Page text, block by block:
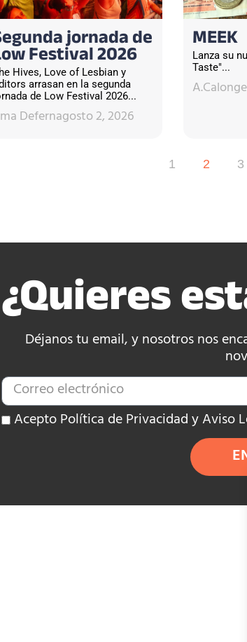
jornada de
Festival 2026
Hives, Love of Lesbian y
arrasan en la segunda
de Low Festival 2026...
Defernagosto 2, 2026
MEEK
Lanza su
Taste"...
A.Calonge
1 2 3
¿Quieres
Déjanos tu email, y nosotros nos
Acepto Política de Privacidad y Aviso